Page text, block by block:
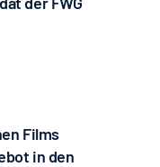
Films
in den